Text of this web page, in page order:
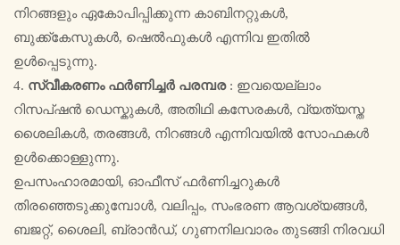
നിറങ്ങളും ഏകോപിപ്പിക്കുന്ന കാബിനറ്റുകൾ,
ബുക്ക്‌കേസുകൾ, ഷെൽഫുകൾ എന്നിവ ഇതിൽ
ഉൾപ്പെടുന്നു.
4. സ്വീകരണം ഫർണിച്ചർ പരമ്പര : ഇവയെല്ലാം
റിസപ്ഷൻ ഡെസ്കുകൾ, അതിഥി കസേരകൾ, വ്യത്യസ്ത
ശൈലികൾ, തരങ്ങൾ, നിറങ്ങൾ എന്നിവയിൽ സോഫകൾ
ഉൾക്കൊള്ളുന്നു.
ഉപസംഹാരമായി, ഓഫീസ് ഫർണിച്ചറുകൾ
തിരഞ്ഞെടുക്കുമ്പോൾ, വലിപ്പം, സംഭരണ ​​ആവശ്യങ്ങൾ,
ബജറ്റ്, ശൈലി, ബ്രാൻഡ്, ഗുണനിലവാരം തുടങ്ങി നിരവധി